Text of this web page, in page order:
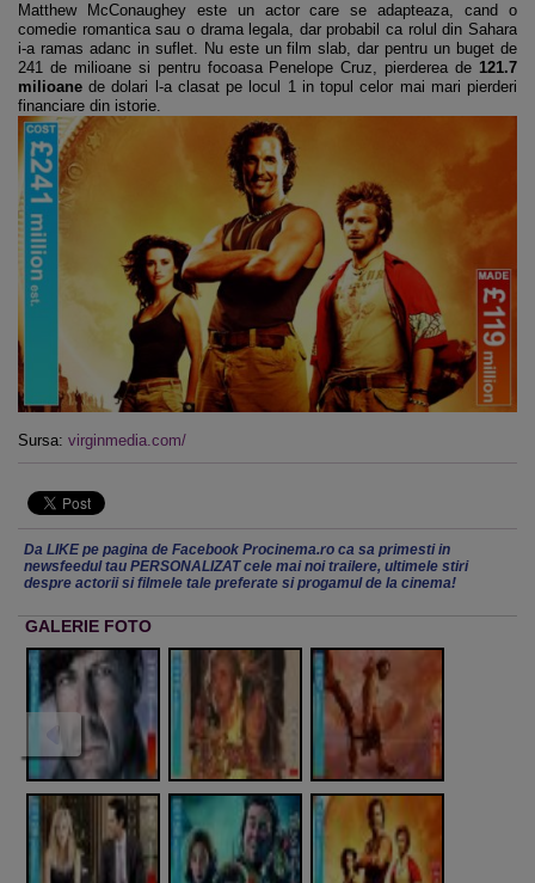
Matthew McConaughey este un actor care se adapteaza, cand o
comedie romantica sau o drama legala, dar probabil ca rolul din Sahara
i-a ramas adanc in suflet. Nu este un film slab, dar pentru un buget de
241 de milioane si pentru focoasa Penelope Cruz, pierderea de 121.7
milioanede dolari l-a clasat pe locul 1 in topul celor mai mari pierderi
financiare din istorie.
Sursa: virginmedia.com/
Da LIKE pe pagina de Facebook Procinema.ro ca sa primesti in
newsfeedul tau PERSONALIZAT cele mai noi trailere, ultimele stiri
despre actorii si filmele tale preferate si progamul de la cinema!
GALERIE FOTO